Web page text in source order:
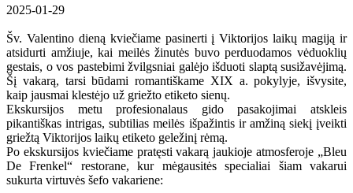
2025-01-29
Šv. Valentino dieną kviečiame pasinerti į Viktorijos laikų magiją ir
atsidurti amžiuje, kai meilės žinutės buvo perduodamos vėduoklių
gestais, o vos pastebimi žvilgsniai galėjo išduoti slaptą susižavėjimą.
Šį vakarą, tarsi būdami romantiškame XIX a. pokylyje, išvysite,
kaip jausmai klestėjo už griežto etiketo sienų.
Ekskursijos metu profesionalaus gido pasakojimai atskleis
pikantiškas intrigas, subtilias meilės išpažintis ir amžiną siekį įveikti
griežtą Viktorijos laikų etiketo geležinį rėmą.
Po ekskursijos kviečiame pratęsti vakarą jaukioje atmosferoje „Bleu
De Frenkel“ restorane, kur mėgausitės specialiai šiam vakarui
sukurta virtuvės šefo vakariene: